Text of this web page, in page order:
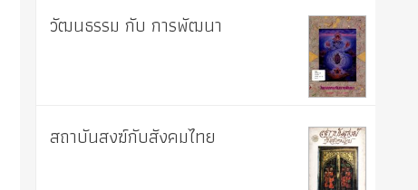
วัฒนธรรม กับ การพัฒนา
สถาบันสงฆ์กับสังคมไทย